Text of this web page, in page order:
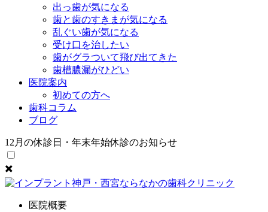
出っ歯が気になる
歯と歯のすきまが気になる
乱ぐい歯が気になる
受け口を治したい
歯がグラついて飛び出てきた
歯槽膿漏がひどい
医院案内
初めての方へ
歯科コラム
ブログ
✖️
医院概要